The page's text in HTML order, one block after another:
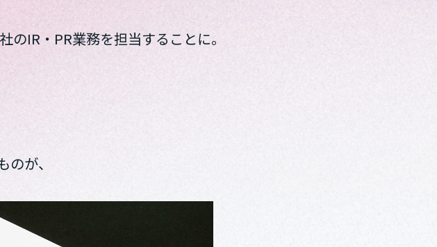
IR・PR業務を担当することに。
が、